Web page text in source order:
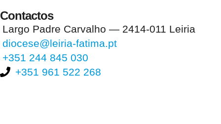
Contactos
Largo Padre Carvalho — 2414-011 Leiria
diocese@leiria-fatima.pt
+351 244 845 030
+351 961 522 268